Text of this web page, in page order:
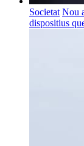
Societat Nou
dispositius